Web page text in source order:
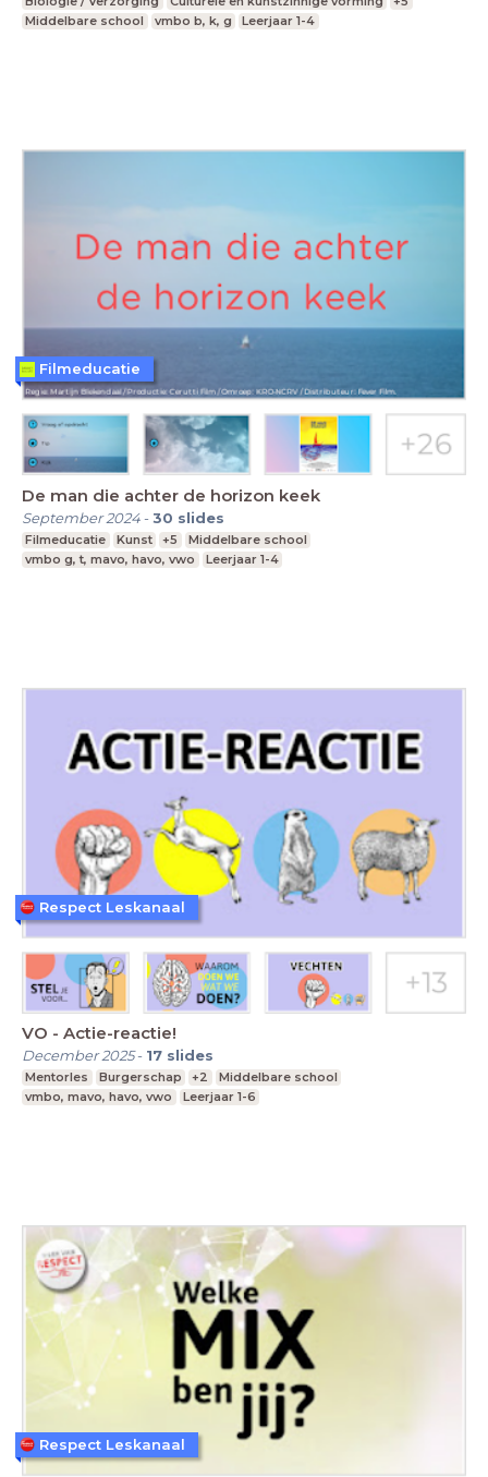
Middelbare school
vmbo b, k, g Leerjaar 1-4
De man die achter de horizon keek
September 2024-30 slides
Filmeducatie Kunst +5
Middelbare school
vmbo g, t, mavo, havo, vwo
Leerjaar 1-4
Filmeducatie
VO - Actie-reactie!
December 2025- 17 slides
Mentorles Burgerschap +2
Middelbare school
vmbo, mavo, havo, vwo
Leerjaar 1-6
Respect Leskanaal
Respect Leskanaal